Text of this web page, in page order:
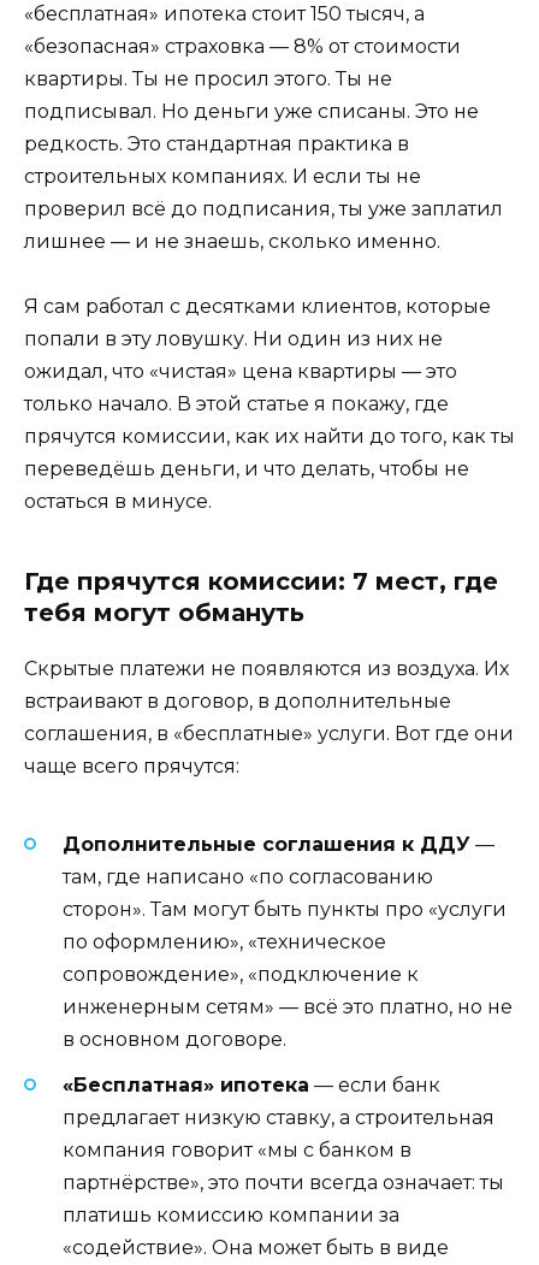
«бесплатная» ипотека стоит 150 тысяч, а
«безопасная» страховка — 8% от стоимости
квартиры. Ты не просил этого. Ты не
подписывал. Но деньги уже списаны. Это не
редкость. Это стандартная практика в
строительных компаниях. И если ты не
проверил всё до подписания, ты уже заплатил
лишнее — и не знаешь, сколько именно.
Я сам работал с десятками клиентов, которые
попали в эту ловушку. Ни один из них не
ожидал, что «чистая» цена квартиры — это
только начало. В этой статье я покажу, где
прячутся комиссии, как их найти до того, как ты
переведёшь деньги, и что делать, чтобы не
остаться в минусе.
Где прячутся комиссии: 7 мест, где
тебя могут обмануть
Скрытые платежи не появляются из воздуха. Их
встраивают в договор, в дополнительные
соглашения, в «бесплатные» услуги. Вот где они
чаще всего прячутся:
Дополнительные соглашения к ДДУ —
там, где написано «по согласованию
сторон». Там могут быть пункты про «услуги
по оформлению», «техническое
сопровождение», «подключение к
инженерным сетям» — всё это платно, но не
в основном договоре.
«Бесплатная» ипотека — если банк
предлагает низкую ставку, а строительная
компания говорит «мы с банком в
партнёрстве», это почти всегда означает: ты
платишь комиссию компании за
«содействие». Она может быть в виде